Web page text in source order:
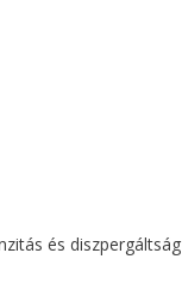
és diszpergáltság